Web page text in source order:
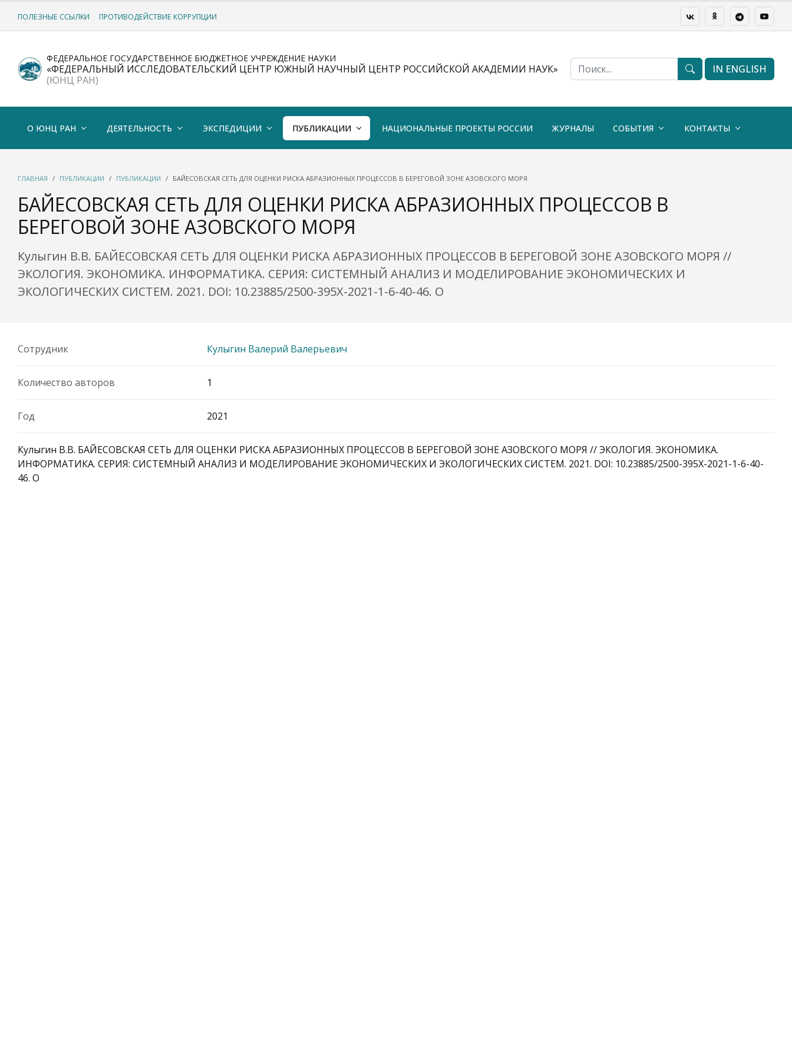
ПОЛЕЗНЫЕ ССЫЛКИ ПРОТИВОДЕЙСТВИЕ КОРРУПЦИИ
ФЕДЕРАЛЬНОЕ ГОСУДАРСТВЕННОЕ БЮДЖЕТНОЕ УЧРЕЖДЕНИЕ НАУКИ
«ФЕДЕРАЛЬНЫЙ ИССЛЕДОВАТЕЛЬСКИЙ ЦЕНТР ЮЖНЫЙ НАУЧНЫЙ ЦЕНТР РОССИЙСКОЙ АКАДЕМИИ НАУК»
(ЮНЦ РАН)
IN ENGLISH
О ЮНЦ РАН ДЕЯТЕЛЬНОСТЬ ЭКСПЕДИЦИИ ПУБЛИКАЦИИ НАЦИОНАЛЬНЫЕ ПРОЕКТЫ РОССИИ ЖУРНАЛЫ СОБЫТИЯ КОНТАКТЫ
ГЛАВНАЯ ПУБЛИКАЦИИ ПУБЛИКАЦИИ БАЙЕСОВСКАЯ СЕТЬ ДЛЯ ОЦЕНКИ РИСКА АБРАЗИОННЫХ ПРОЦЕССОВ В БЕРЕГОВОЙ ЗОНЕ АЗОВСКОГО МОРЯ
БАЙЕСОВСКАЯ СЕТЬ ДЛЯ ОЦЕНКИ РИСКА АБРАЗИОННЫХ ПРОЦЕССОВ В
БЕРЕГОВОЙ ЗОНЕ АЗОВСКОГО МОРЯ
Кулыгин В.В. БАЙЕСОВСКАЯ СЕТЬ ДЛЯ ОЦЕНКИ РИСКА АБРАЗИОННЫХ ПРОЦЕССОВ В БЕРЕГОВОЙ ЗОНЕ АЗОВСКОГО МОРЯ //
ЭКОЛОГИЯ. ЭКОНОМИКА. ИНФОРМАТИКА. СЕРИЯ: СИСТЕМНЫЙ АНАЛИЗ И МОДЕЛИРОВАНИЕ ЭКОНОМИЧЕСКИХ И
ЭКОЛОГИЧЕСКИХ СИСТЕМ. 2021. DOI: 10.23885/2500-395X-2021-1-6-40-46. O
Сотрудник Кулыгин Валерий Валерьевич
Количество авторов 1
Год 2021
Кулыгин В.В. БАЙЕСОВСКАЯ СЕТЬ ДЛЯ ОЦЕНКИ РИСКА АБРАЗИОННЫХ ПРОЦЕССОВ В БЕРЕГОВОЙ ЗОНЕ АЗОВСКОГО МОРЯ // ЭКОЛОГИЯ. ЭКОНОМИКА.
ИНФОРМАТИКА. СЕРИЯ: СИСТЕМНЫЙ АНАЛИЗ И МОДЕЛИРОВАНИЕ ЭКОНОМИЧЕСКИХ И ЭКОЛОГИЧЕСКИХ СИСТЕМ. 2021. DOI: 10.23885/2500-395X-2021-1-6-40-
46. O